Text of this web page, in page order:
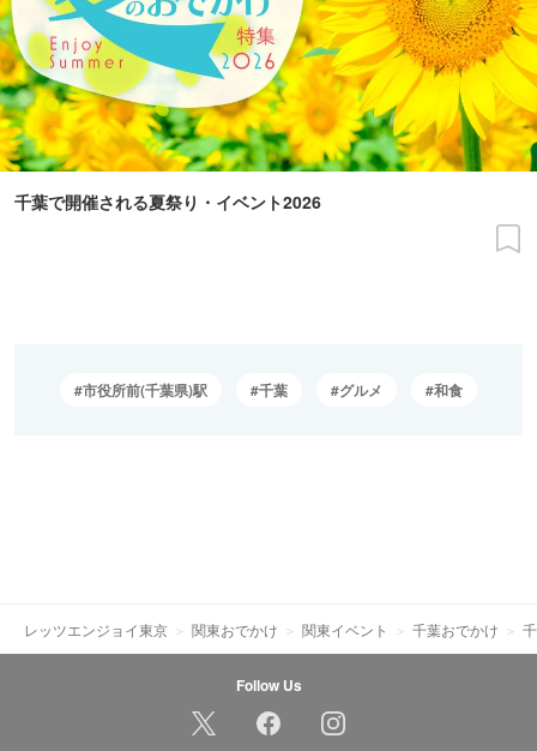
千葉で開催される夏祭り・イベント2026
市役所前(千葉県)駅 千葉 グルメ 和食
レッツエンジョイ東京 関東おでかけ 関東イベント 千葉おでかけ
Follow Us